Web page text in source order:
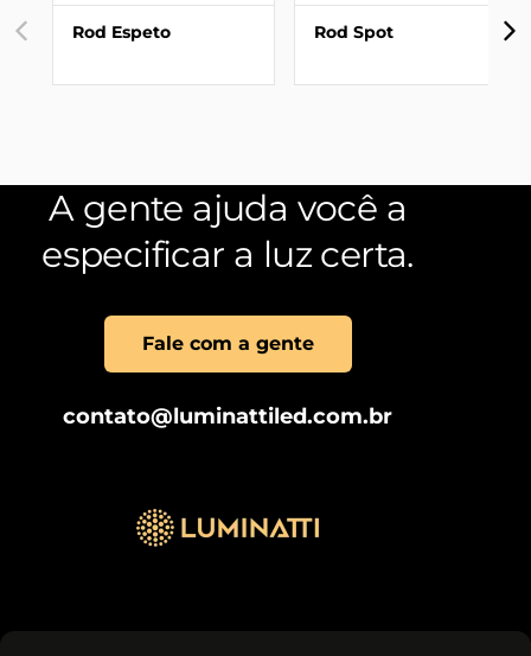
Rod Espeto Rod Spot
A gente ajuda você a
especificar a luz certa.
Fale com a gente
contato@luminattiled.com.br